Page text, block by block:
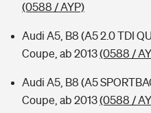
(0588 / AYP)
Audi A5, B8 (A5 2.0 TDI
Coupe, ab 2013(0588 /
Audi A5, B8 (A5
Coupe, ab 2013(0588 /